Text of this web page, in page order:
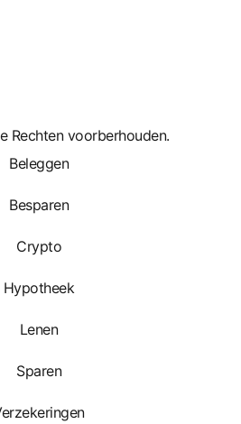
voorberhouden.
Beleggen
Besparen
Crypto
Hypotheek
Lenen
Sparen